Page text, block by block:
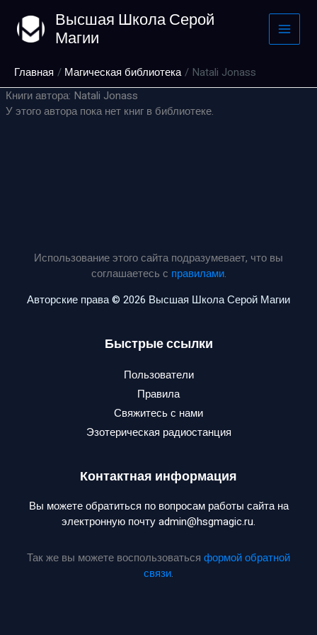
содержимому
Высшая Школа Серой
Магии
Главная Магическая библиотека
Natali Jonass
Книги автора: Natali Jonass
У этого автора пока нет книг в библиотеке.
Использование этого сайта подразумевает, что вы
соглашаетесь с правилами.
Авторские права © 2026 Высшая Школа Серой Магии
Быстрые ссылки
Пользователи
Правила
Свяжитесь с нами
Эзотерическая радиостанция
Контактная информация
Вы можете обратиться по вопросам работы сайта на
электронную почту admin@hsgmagic.ru.
Так же вы можете воспользоваться формой обратной
связи.